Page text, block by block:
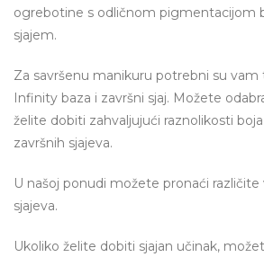
ogrebotine s odličnom pigmentacijom
sjajem.
Za savršenu manikuru potrebni su vam
Infinity baza i završni sjaj. Možete
želite dobiti zahvaljujući raznolikosti
završnih sjajeva.
U našoj ponudi možete pronaći različite
sjajeva.
Ukoliko želite dobiti sjajan učinak,